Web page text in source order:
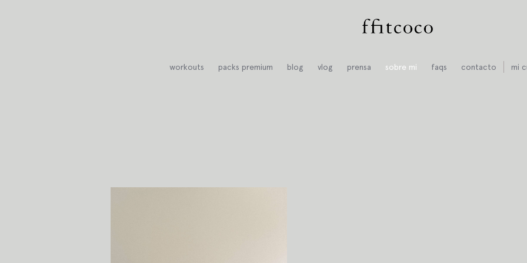
workouts packs premium blog vlog prensa sobre mi faqs contacto mi